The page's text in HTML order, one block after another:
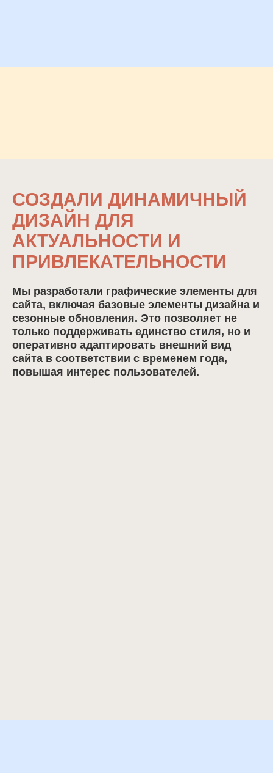
СОЗДАЛИ ДИНАМИЧНЫЙ
ДИЗАЙН ДЛЯ
АКТУАЛЬНОСТИ И
ПРИВЛЕКАТЕЛЬНОСТИ
Мы разработали графические элементы для
сайта, включая базовые элементы дизайна и
сезонные обновления. Это позволяет не
только поддерживать единство стиля, но и
оперативно адаптировать внешний вид
сайта в соответствии с временем года,
повышая интерес пользователей.